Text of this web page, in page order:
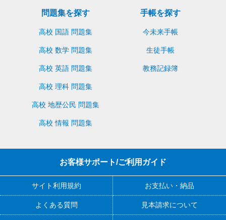
問題集を探す
高校 国語 問題集
高校 数学 問題集
高校 英語 問題集
高校 理科 問題集
高校 地歴公民 問題集
高校 情報 問題集
手帳を探す
今未来手帳
生徒手帳
教務記録簿
お客様サポート/ご利用ガイド
サイト利用規約 お支払い・納品
よくある質問 見本請求について